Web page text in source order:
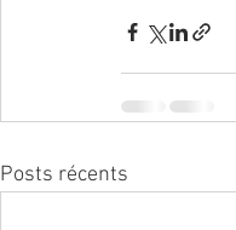
Posts récents